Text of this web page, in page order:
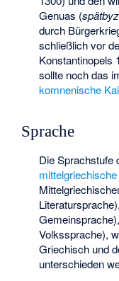
Genuas (
durch
schließlich vor
Konstantinopels
sollte noch das
komnenische
Sprache
Die Sprachstufe
Literatursprache),
Gemeinsprache),
Volkssprache),
Griechisch und
unterschieden